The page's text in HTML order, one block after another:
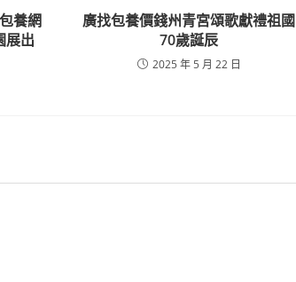
養網
展出
廣找包養價錢州青宮頌歌獻禮祖國
70歲誕辰
2025 年 5 月 22 日